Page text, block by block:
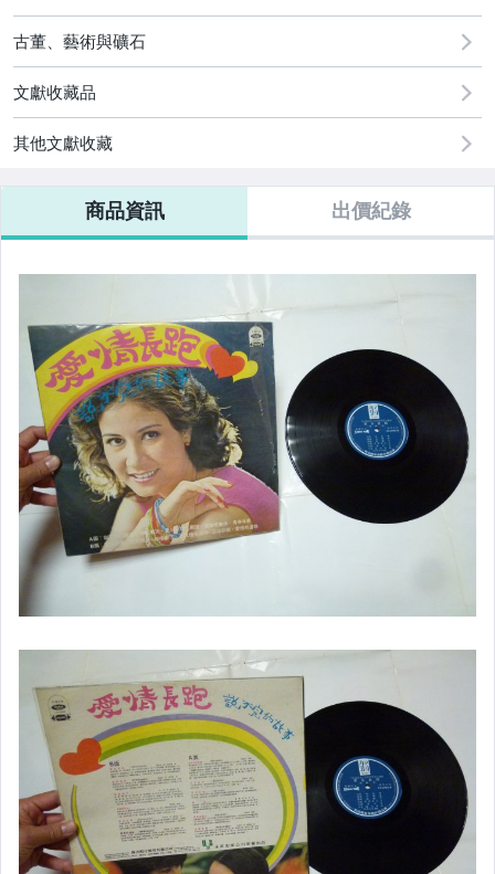
玩具、模型與公仔
古董、藝術與礦石
文獻收藏品
其他文獻收藏
商品資訊 出價紀錄